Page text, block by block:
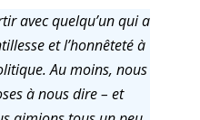
avec quelqu’un qui a
et l’honnêteté à
Au moins, nous
à nous dire – et